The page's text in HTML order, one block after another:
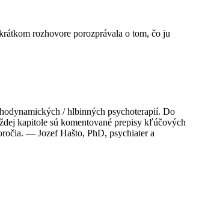
rozhovore porozprávala o tom, čo ju
/ hlbinných psychoterapií. Do
kapitole sú komentované prepisy kľúčových
— Jozef Hašto, PhD, psychiater a